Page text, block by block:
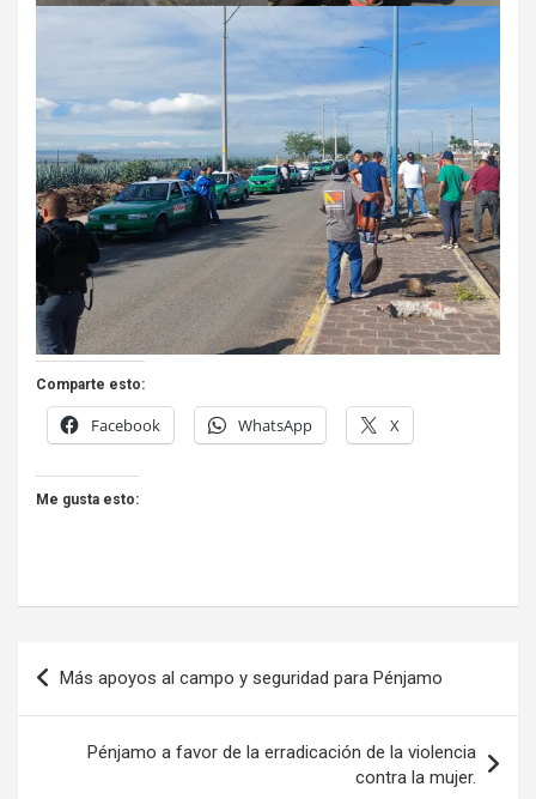
Comparte esto:
Facebook WhatsApp X
Me gusta esto:
Navegación
de
entradas
Más apoyos al campo y seguridad para Pénjamo
Pénjamo a favor de la erradicación de la violencia
contra la mujer.